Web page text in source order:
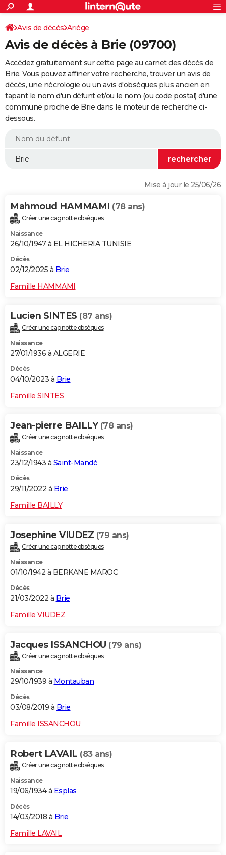
ACTUALITÉS
Politique
Société
Faits Divers
Education
Monde
Villes
+
SPORT
Coupe du monde 2026
Football
Tennis
Cyclisme
Rugby
Forum
Programme TV
TNT
Streaming
Cinéma
Sorties cinéma
Musique
+
FINANCE
Retraite
Epargne
Immobilier
Risques naturels par ville
Assurance
AUTO
Essais
Réserver un essai
Citadines
Berlines
SUV
Forum auto
+
HIGH-TECH
BRICOLAGE
WEEK-END
Alimentation
Guide de la santé
Maladies
Médicaments
Sommeil
VOYAGE
Destinations
City break
Voyage nature
Voyage de noces
Forum
Climat
+PHOTO
GUIDES D'ACHAT
Carte de Noël
Carte Bonne année
Carte Saint-Valentin
Carte Pâques
Carte d'anniversaire
DICTIONNAIRE
Dictionnaire
Biographies
Citations
Expressions
Proverbes
PROGRAMME TV
S'inscrire
Se connecter
Lycées
Collèges
Primaires
Universités
Entreprises
Service militaire
Avis de recherche
AVIS DE DÉCÈS
FORUM
Avis de décès Ariège
Avis de décès à Brie (09700)
Accédez gratuitement sur cette page au carnet des décès de
Brie. Vous pouvez affiner votre recherche, trouver un avis de
décès, une nécrologie ou un avis d'obsèques plus ancien en
tapant le nom d'un défunt et/ou le nom (ou code postal) d'une
commune proche de Brie dans le moteur de recherche ci-
dessous.
Mise à jour le 25/06/26
Mahmoud HAMMAMI (78 ans)
Créer une cagnotte obsèques
Naissance
26/10/1947 à EL HICHERIA TUNISIE
Décès
02/12/2025 à Brie
Famille HAMMAMI
Lucien SINTES (87 ans)
Créer une cagnotte obsèques
Naissance
27/01/1936 à ALGERIE
Décès
04/10/2023 à Brie
Famille SINTES
Jean-pierre BAILLY (78 ans)
Créer une cagnotte obsèques
Naissance
23/12/1943 à Saint-Mandé
Décès
29/11/2022 à Brie
Famille BAILLY
Josephine VIUDEZ (79 ans)
Créer une cagnotte obsèques
Naissance
01/10/1942 à BERKANE MAROC
Décès
21/03/2022 à Brie
Famille VIUDEZ
Jacques ISSANCHOU (79 ans)
Créer une cagnotte obsèques
Naissance
29/10/1939 à Montauban
Décès
03/08/2019 à Brie
Famille ISSANCHOU
Robert LAVAIL (83 ans)
Créer une cagnotte obsèques
Naissance
19/06/1934 à Esplas
Décès
14/03/2018 à Brie
Famille LAVAIL